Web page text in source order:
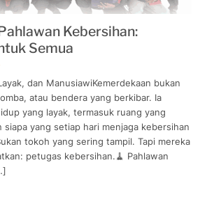
Kebersihan:
Semua
dan ManusiawiKemerdekaan bukan
atau bendera yang berkibar. Ia
yang layak, termasuk ruang yang
siapa yang setiap hari menjaga kebersihan
tokoh yang sering tampil. Tapi mereka
petugas kebersihan.🧹 Pahlawan